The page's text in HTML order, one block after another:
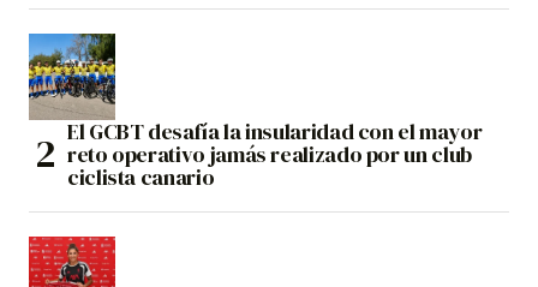
El GCBT desafía la insularidad con el mayor
reto operativo jamás realizado por un club
ciclista canario